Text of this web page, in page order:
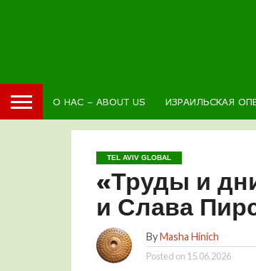
О НАС – ABOUT US ИЗРАИЛЬСКАЯ
TEL AVIV GLOBAL
«Труды и
и Слава
ByMasha Hinich
Posted on 15.06.2026